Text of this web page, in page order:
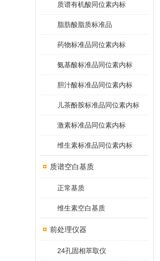
质谱有机酸同位素内标
脂肪酸脂质标准品
药物标准品同位素内标
氨基酸标准品同位素内标
胆汁酸标准品同位素内标
儿茶酚胺标准品同位素内标
激素标准品同位素内标
维生素标准品同位素内标
质谱空白基质
正常基质
维生素空白基质
前处理仪器
24孔固相萃取仪